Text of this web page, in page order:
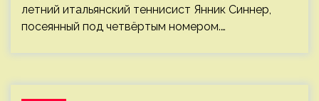
летний итальянский теннисист Янник Синнер,
посеянный под четвёртым номером.…